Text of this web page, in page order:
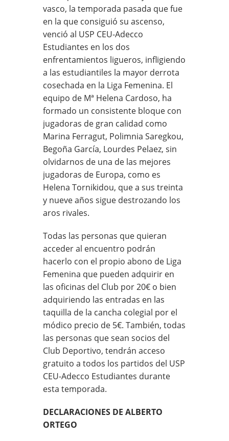
vasco, la temporada pasada que fue
en la que consiguió su ascenso,
venció al USP CEU-Adecco
Estudiantes en los dos
enfrentamientos ligueros, infligiendo
a las estudiantiles la mayor derrota
cosechada en la Liga Femenina. El
equipo de Mª Helena Cardoso, ha
formado un consistente bloque con
jugadoras de gran calidad como
Marina Ferragut, Polimnia Saregkou,
Begoña García, Lourdes Pelaez, sin
olvidarnos de una de las mejores
jugadoras de Europa, como es
Helena Tornikidou, que a sus treinta
y nueve años sigue destrozando los
aros rivales.
Todas las personas que quieran
acceder al encuentro podrán
hacerlo con el propio abono de Liga
Femenina que pueden adquirir en
las oficinas del Club por 20€ o bien
adquiriendo las entradas en las
taquilla de la cancha colegial por el
módico precio de 5€. También, todas
las personas que sean socios del
Club Deportivo, tendrán acceso
gratuito a todos los partidos del USP
CEU-Adecco Estudiantes durante
esta temporada.
DECLARACIONES DE ALBERTO
ORTEGO